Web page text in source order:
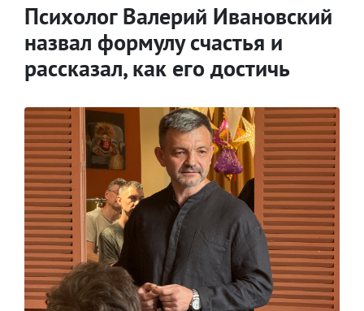
Психолог Валерий Ивановский
назвал формулу счастья и
рассказал, как его достичь